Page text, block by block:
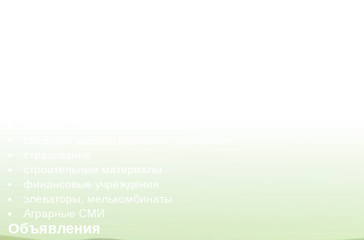
строительные материалы
финансовые учреждения
элеваторы, мелькомбинаты
Аграрные СМИ
Объявления